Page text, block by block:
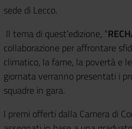
sede di Lecco.
Il tema di quest’edizione, “
collaborazione per affrontare
climatico, la fame, la povertà e
giornata verranno presentati i
squadre in gara.
I premi offerti dalla Camera di